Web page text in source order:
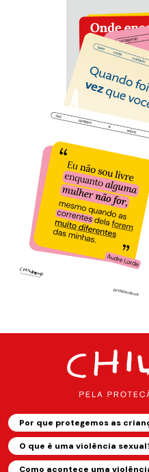
Por que protegemos as
O que é uma violência
Como acontece uma